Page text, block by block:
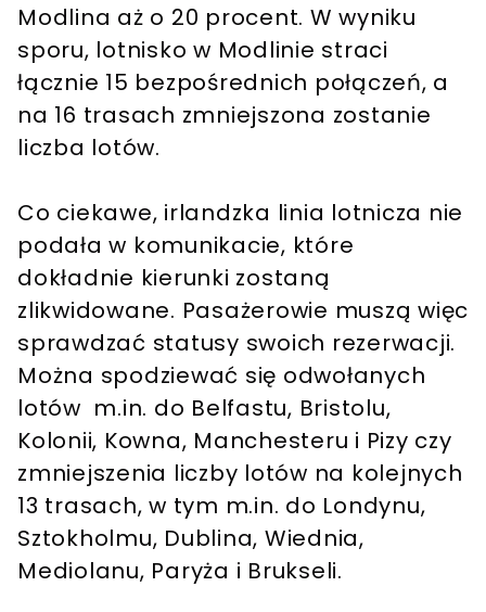
Modlina aż o 20 procent. W wyniku
sporu, lotnisko w Modlinie straci
łącznie 15 bezpośrednich połączeń, a
na 16 trasach zmniejszona zostanie
liczba lotów.
Co ciekawe, irlandzka linia lotnicza nie
podała w komunikacie, które
dokładnie kierunki zostaną
zlikwidowane. Pasażerowie muszą więc
sprawdzać statusy swoich rezerwacji.
Można spodziewać się odwołanych
lotów m.in. do Belfastu, Bristolu,
Kolonii, Kowna, Manchesteru i Pizy czy
zmniejszenia liczby lotów na kolejnych
13 trasach, w tym m.in. do Londynu,
Sztokholmu, Dublina, Wiednia,
Mediolanu, Paryża i Brukseli.